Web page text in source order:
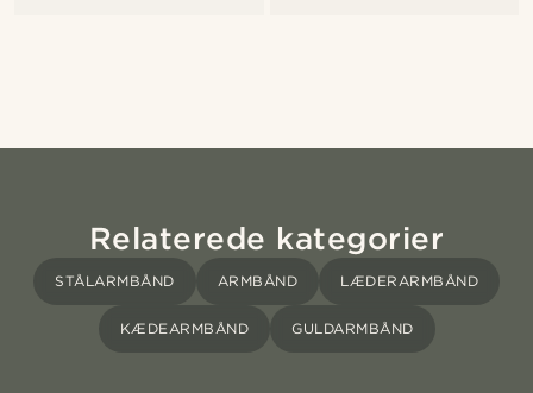
Relaterede kategorier
STÅLARMBÅND ARMBÅND LÆDERARMBÅND
KÆDEARMBÅND GULDARMBÅND